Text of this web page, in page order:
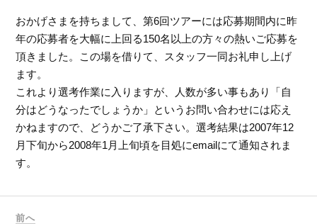
おかげさまを持ちまして、第6回ツアーには応募期間内に昨
年の応募者を大幅に上回る150名以上の方々の熱いご応募を
頂きました。この場を借りて、スタッフ一同お礼申し上げ
ます。
これより選考作業に入りますが、人数が多い事もあり「自
分はどうなったでしょうか」というお問い合わせには応え
かねますので、どうかご了承下さい。選考結果は2007年12
月下旬から2008年1月上旬頃を目処にemailにて通知されま
す。
前へ